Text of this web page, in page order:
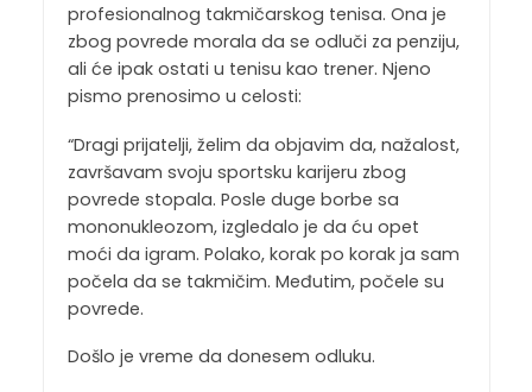
profesionalnog takmičarskog tenisa. Ona je
zbog povrede morala da se odluči za penziju,
ali će ipak ostati u tenisu kao trener. Njeno
pismo prenosimo u celosti:
“Dragi prijatelji, želim da objavim da, nažalost,
završavam svoju sportsku karijeru zbog
povrede stopala. Posle duge borbe sa
mononukleozom, izgledalo je da ću opet
moći da igram. Polako, korak po korak ja sam
počela da se takmičim. Međutim, počele su
povrede.
Došlo je vreme da donesem odluku.